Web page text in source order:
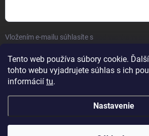
Tento web používa súbory cookie.
tohto webu vyjadrujete súhlas s ich
informácií tu.
Nastavenie
Vložením e-mailu súhlasíte s
Prihlásiť sa
Elite Palace . Všetky